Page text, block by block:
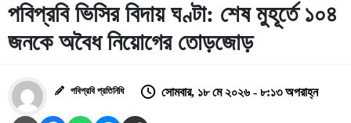
পবিপ্রবি ভিসির বিদায় ঘণ্টা: শেষ মুহূর্তে ১০৪
জনকে অবৈধ নিয়োগের তোড়জোড়
পবিপ্রবি প্রতিনিধি সোমবার, ১৮ মে ২০২৬ - ৮:১৩ অপরাহ্ন